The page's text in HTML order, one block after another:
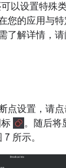
以设置特殊
您的应用与
了解详情，
点设置，请
。随后将
所示。